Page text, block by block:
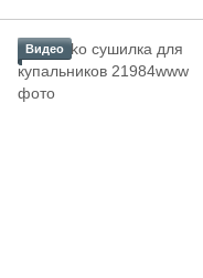
Видео